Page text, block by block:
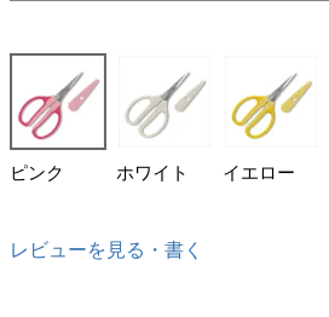
ピンク ホワイト イエロー
レビューを見る・書く